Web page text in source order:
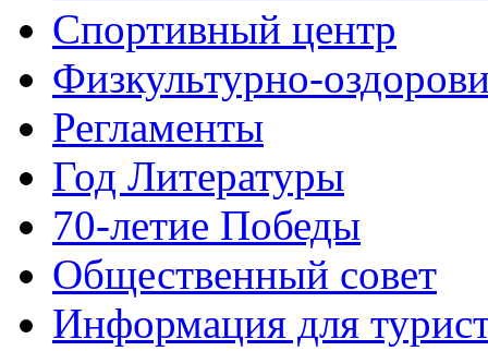
Спортивный центр
Физкультурно-
Регламенты
Год Литературы
70-летие Победы
Общественный совет
Информация для